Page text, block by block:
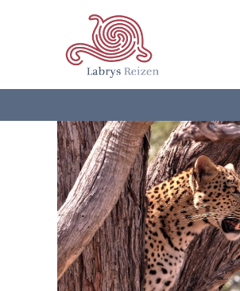
Terug naar hoofdinhoud